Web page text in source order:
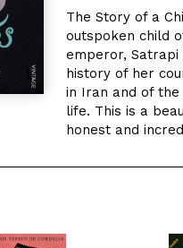
The Story of a
outspoken child
emperor,
history of her
in Iran and of
life. This is a
honest and